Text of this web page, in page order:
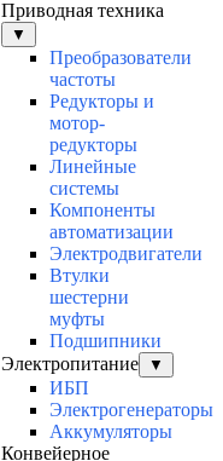
Приводная техника
▼
Преобразователи
частоты
Редукторы и
мотор-
редукторы
Линейные
системы
Компоненты
автоматизации
Электродвигатели
Втулки
шестерни
муфты
Подшипники
Электропитание
▼
ИБП
Электрогенераторы
Аккумуляторы
Конвейерное